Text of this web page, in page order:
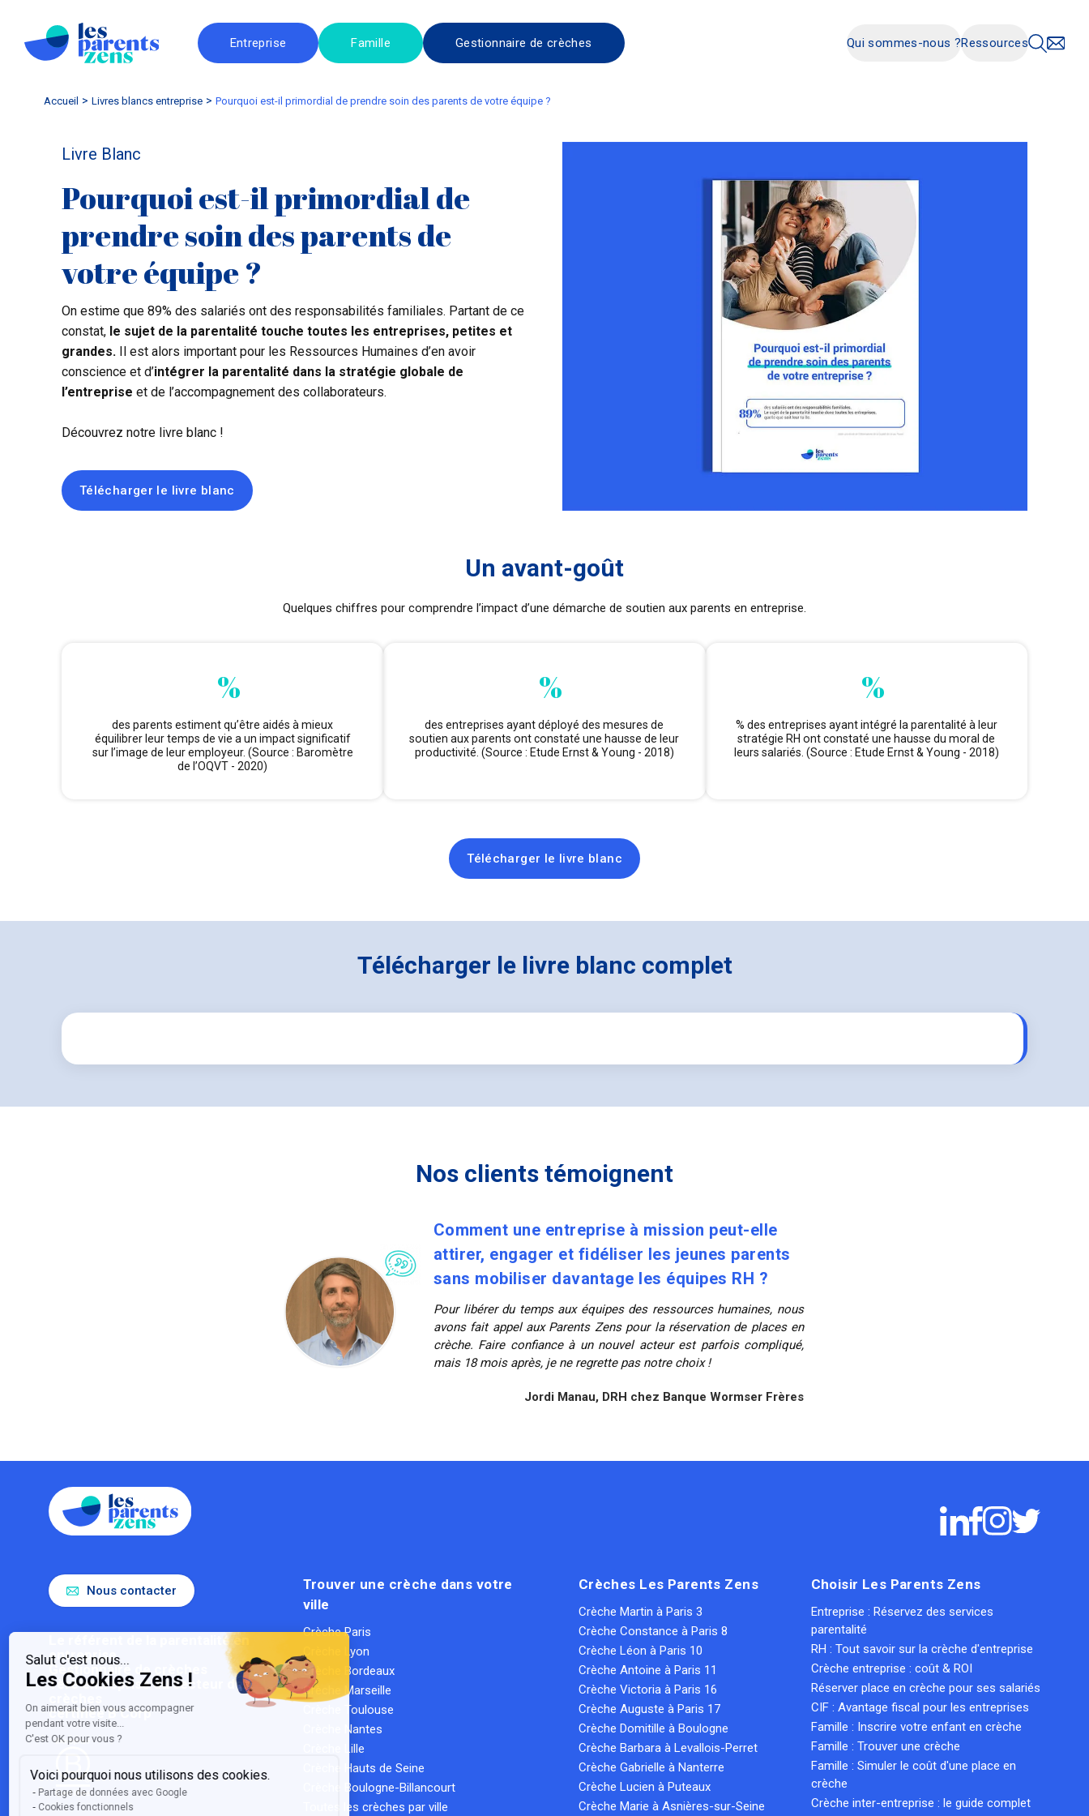
Salut c'est nous...
Les Cookies Zens !
On aimerait bien vous accompagner
pendant votre visite...
C'est OK pour vous ?
Voici pourquoi nous utilisons des cookies.
Partage de données avec Google
Cookies fonctionnels
Entreprise Famille Gestionnaire de crèches Qui sommes-nous ?Ressources
Accueil livres blancs entreprise Pourquoi est-il primordial de prendre soin des parents de votre équipe ?
Livre Blanc
Pourquoi est-il primordial de
prendre soin des parents de
votre équipe ?
On estime que 89% des salariés ont des responsabilités familiales. Partant de ce
constat, le sujet de la parentalité touche toutes les entreprises, petites et
grandes. Il est alors important pour les Ressources Humaines d’en avoir
conscience et d’intégrer la parentalité dans la stratégie globale de
l’entreprise et de l’accompagnement des collaborateurs.
Découvrez notre livre blanc !
Télécharger le livre blanc
Un avant-goût
Quelques chiffres pour comprendre l’impact d’une démarche de soutien aux parents en entreprise.
%
des parents estiment qu’être aidés à mieux
équilibrer leur temps de vie a un impact significatif
sur l’image de leur employeur. (Source : Baromètre
de l’OQVT - 2020)
%
des entreprises ayant déployé des mesures de
soutien aux parents ont constaté une hausse de leur
productivité. (Source : Etude Ernst & Young - 2018)
%
% des entreprises ayant intégré la parentalité à leur
stratégie RH ont constaté une hausse du moral de
leurs salariés. (Source : Etude Ernst & Young - 2018)
Télécharger le livre blanc
Télécharger le livre blanc complet
Nos clients témoignent
Comment une entreprise à mission peut-elle
attirer, engager et fidéliser les jeunes parents
sans mobiliser davantage les équipes RH ?
Pour libérer du temps aux équipes des ressources humaines, nous
avons fait appel aux Parents Zens pour la réservation de places en
crèche. Faire confiance à un nouvel acteur est parfois compliqué,
mais 18 mois après, je ne regrette pas notre choix !
Jordi Manau, DRH chez Banque Wormser Frères
Nous contacter
Le référent de la parentalité en
entreprise
Gestionnaire de crèches
1ère entreprise du secteur des
certifiée B Corp
Trouver une crèche dans votre
ville
Crèche Paris
Crèche Lyon
Crèche Bordeaux
Crèche Marseille
Crèche Toulouse
Crèche Nantes
Crèche Lille
Crèche Hauts de Seine
Crèche Boulogne-Billancourt
Toutes les crèches par ville
Crèches Les Parents Zens
Crèche Martin à Paris 3
Crèche Constance à Paris 8
Crèche Léon à Paris 10
Crèche Antoine à Paris 11
Crèche Victoria à Paris 16
Crèche Auguste à Paris 17
Crèche Domitille à Boulogne
Crèche Barbara à Levallois-Perret
Crèche Gabrielle à Nanterre
Crèche Lucien à Puteaux
Crèche Marie à Asnières-sur-Seine
Choisir Les Parents Zens
Entreprise : Réservez des services
parentalité
RH : Tout savoir sur la crèche d'entreprise
Crèche entreprise : coût & ROI
Réserver place en crèche pour ses salariés
CIF : Avantage fiscal pour les entreprises
Famille : Inscrire votre enfant en crèche
Famille : Trouver une crèche
Famille : Simuler le coût d'une place en
crèche
Crèche inter-entreprise : le guide complet